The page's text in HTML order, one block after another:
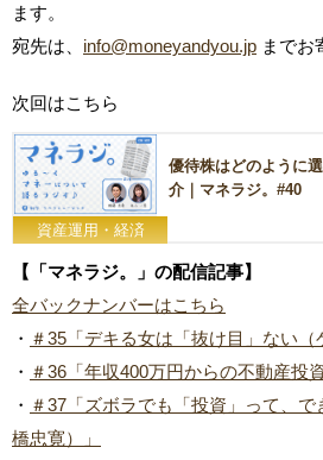
ます。
宛先は、 info@moneyandyou.jp までお
次回はこちら
優待株はどのように
介｜マネラジ。#40
資産運用・経済
【「マネラジ。」の配信記事】
全バックナンバーはこちら
・ ＃35「デキる女は「抜け目」ない（
・ ＃36「年収400万円からの不動産投
・ ＃37「ズボラでも「投資」って、
橋忠寛）」